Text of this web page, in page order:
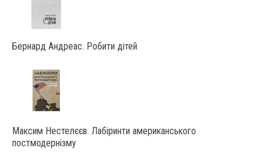
Бернард Андреас. Робити дітей
Максим Нестелєєв. Лабіринти американського
постмодернізму